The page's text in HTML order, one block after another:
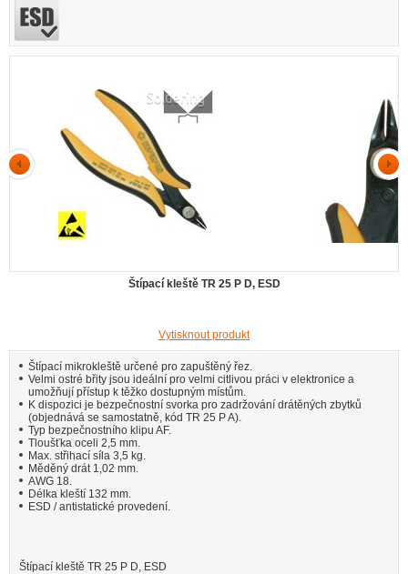
Štípací kleště TR 25 P D, ESD
Vytisknout produkt
Štípací mikrokleště určené pro zapuštěný řez.
Velmi ostré břity jsou ideální pro velmi citlivou práci v elektronice a
umožňují přístup k těžko dostupným místům.
K dispozici je bezpečnostní svorka pro zadržování drátěných zbytků
(objednává se samostatně, kód TR 25 P A).
Typ bezpečnostního klipu AF.
Tloušťka oceli 2,5 mm.
Max. střihací síla 3,5 kg.
Měděný drát 1,02 mm.
AWG 18.
Délka kleští 132 mm.
ESD / antistatické provedení.
Štípací kleště TR 25 P D, ESD